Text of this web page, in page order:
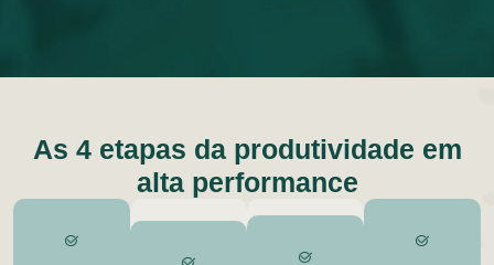
As 4 etapas da produtividade em
alta performance